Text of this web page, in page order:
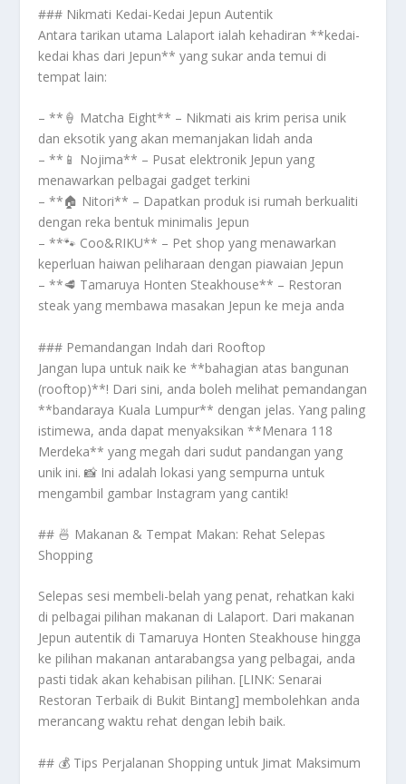
### Nikmati Kedai-Kedai Jepun Autentik
Antara tarikan utama Lalaport ialah kehadiran **kedai-
kedai khas dari Jepun** yang sukar anda temui di
tempat lain:
– **🍦 Matcha Eight** – Nikmati ais krim perisa unik
dan eksotik yang akan memanjakan lidah anda
– **📱 Nojima** – Pusat elektronik Jepun yang
menawarkan pelbagai gadget terkini
– **🏠 Nitori** – Dapatkan produk isi rumah berkualiti
dengan reka bentuk minimalis Jepun
– **🐾 Coo&RIKU** – Pet shop yang menawarkan
keperluan haiwan peliharaan dengan piawaian Jepun
– **🥩 Tamaruya Honten Steakhouse** – Restoran
steak yang membawa masakan Jepun ke meja anda
### Pemandangan Indah dari Rooftop
Jangan lupa untuk naik ke **bahagian atas bangunan
(rooftop)**! Dari sini, anda boleh melihat pemandangan
**bandaraya Kuala Lumpur** dengan jelas. Yang paling
istimewa, anda dapat menyaksikan **Menara 118
Merdeka** yang megah dari sudut pandangan yang
unik ini. 📸 Ini adalah lokasi yang sempurna untuk
mengambil gambar Instagram yang cantik!
## 🍜 Makanan & Tempat Makan: Rehat Selepas
Shopping
Selepas sesi membeli-belah yang penat, rehatkan kaki
di pelbagai pilihan makanan di Lalaport. Dari makanan
Jepun autentik di Tamaruya Honten Steakhouse hingga
ke pilihan makanan antarabangsa yang pelbagai, anda
pasti tidak akan kehabisan pilihan. [LINK: Senarai
Restoran Terbaik di Bukit Bintang] membolehkan anda
merancang waktu rehat dengan lebih baik.
## 💰 Tips Perjalanan Shopping untuk Jimat Maksimum